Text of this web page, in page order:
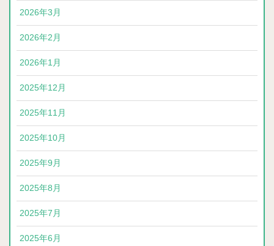
2026年3月
2026年2月
2026年1月
2025年12月
2025年11月
2025年10月
2025年9月
2025年8月
2025年7月
2025年6月